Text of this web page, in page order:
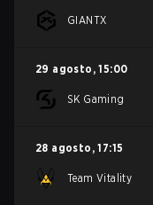
GIANTX
29 agosto , 15:00
SK Gaming
28 agosto , 17:15
Team Vitality